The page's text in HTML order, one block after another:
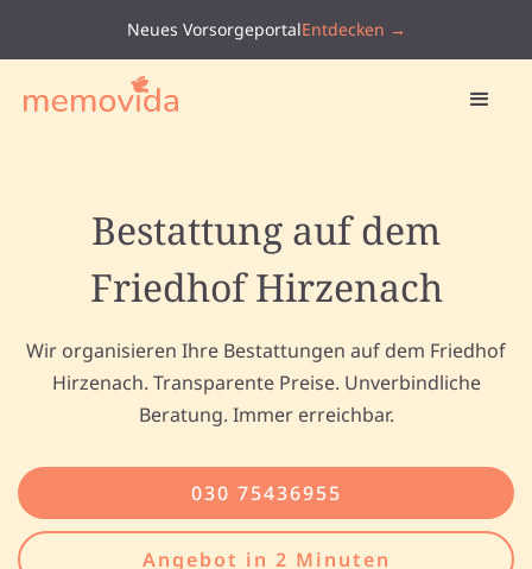
Neues VorsorgeportalEntdecken →
Bestattung auf dem
Friedhof Hirzenach
Wir organisieren Ihre Bestattungen auf dem Friedhof
Hirzenach. Transparente Preise. Unverbindliche
Beratung. Immer erreichbar.
030 75436955
Angebot in 2 Minuten